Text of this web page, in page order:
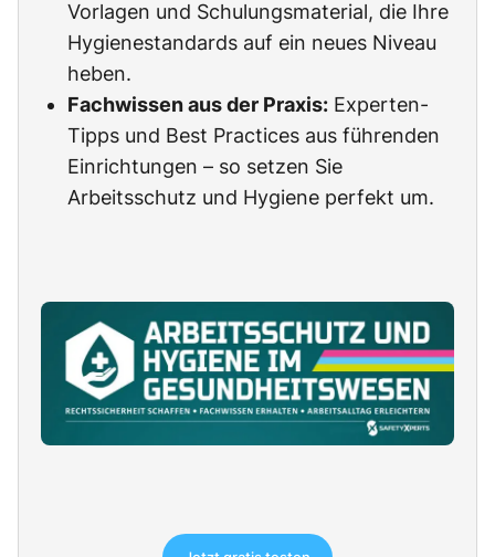
Vorlagen und Schulungsmaterial, die Ihre
Hygienestandards auf ein neues Niveau
heben.
Fachwissen aus der Praxis: Experten-
Tipps und Best Practices aus führenden
Einrichtungen – so setzen Sie
Arbeitsschutz und Hygiene perfekt um.